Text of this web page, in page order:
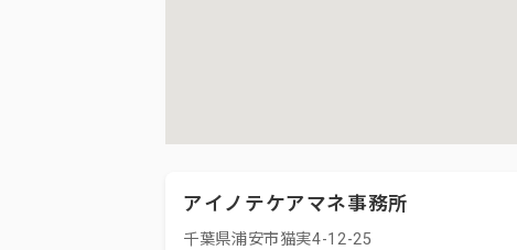
アイノテケアマネ事務所
千葉県浦安市猫実4-12-25